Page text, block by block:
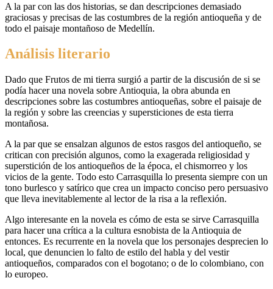
A la par con las dos historias, se dan descripciones demasiado
graciosas y precisas de las costumbres de la región antioqueña y de
todo el paisaje montañoso de Medellín.
Análisis literario
Dado que Frutos de mi tierra surgió a partir de la discusión de si se
podía hacer una novela sobre Antioquia, la obra abunda en
descripciones sobre las costumbres antioqueñas, sobre el paisaje de
la región y sobre las creencias y supersticiones de esta tierra
montañosa.
A la par que se ensalzan algunos de estos rasgos del antioqueño, se
critican con precisión algunos, como la exagerada religiosidad y
superstición de los antioqueños de la época, el chismorreo y los
vicios de la gente. Todo esto Carrasquilla lo presenta siempre con un
tono burlesco y satírico que crea un impacto conciso pero persuasivo
que lleva inevitablemente al lector de la risa a la reflexión.
Algo interesante en la novela es cómo de esta se sirve Carrasquilla
para hacer una crítica a la cultura esnobista de la Antioquia de
entonces. Es recurrente en la novela que los personajes desprecien lo
local, que denuncien lo falto de estilo del habla y del vestir
antioqueños, comparados con el bogotano; o de lo colombiano, con
lo europeo.